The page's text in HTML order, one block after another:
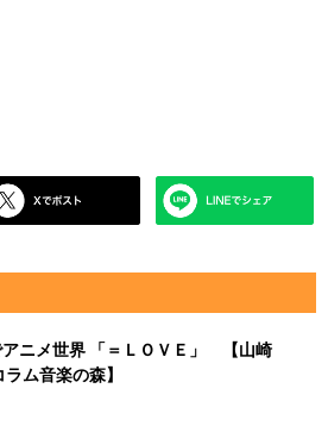
アニメ世界 「＝ＬＯＶＥ」 【山崎
ラム音楽の森】